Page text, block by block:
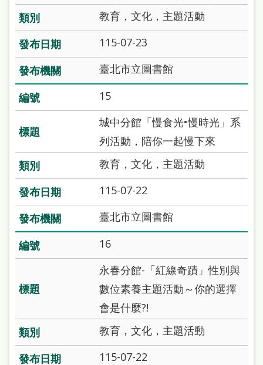
教育，文化，主題活動
115-07-23
臺北市立圖書館
15
城中分館「慢食光•慢時光」系
列活動，陪你一起慢下來
教育，文化，主題活動
115-07-22
臺北市立圖書館
16
永春分館-「紅線奇蹟」性別與
數位素養主題活動～你的選擇
會是什麼?!
教育，文化，主題活動
115-07-22